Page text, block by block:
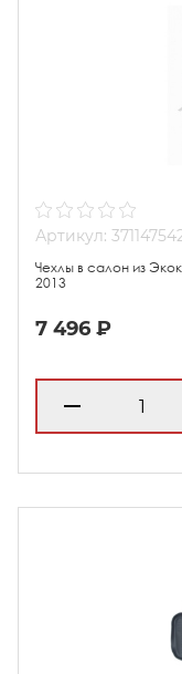
Артикул:
Чехлы в салон из
2013
7 496 ₽